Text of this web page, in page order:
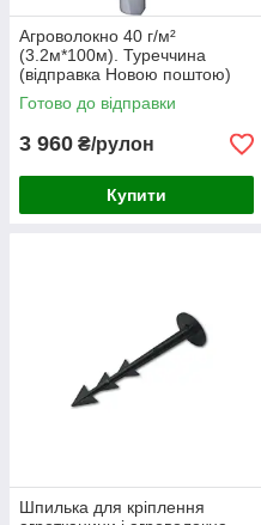
Агроволокно 40 г/м²
(3.2м*100м). Туреччина
(відправка Новою поштою)
Готово до відправки
3 960 ₴/рулон
Купити
Шпилька для кріплення